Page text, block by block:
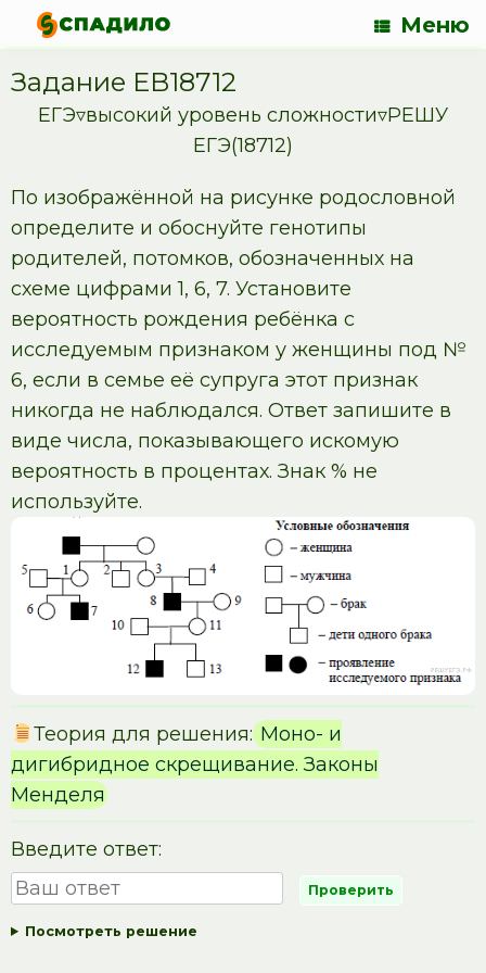
Меню
Задание EB18712
ЕГЭ▿высокий уровень сложности▿РЕШУ
ЕГЭ(18712)
По изображённой на рисунке родословной
определите и обоснуйте генотипы
родителей, потомков, обозначенных на
схеме цифрами 1, 6, 7. Установите
вероятность рождения ребёнка с
исследуемым признаком у женщины под №
6, если в семье её супруга этот признак
никогда не наблюдался. Ответ запишите в
виде числа, показывающего искомую
вероятность в процентах. Знак % не
используйте.
Теория для решения:Моно- и
дигибридное скрещивание. Законы
Менделя
Введите ответ:
Посмотреть решение